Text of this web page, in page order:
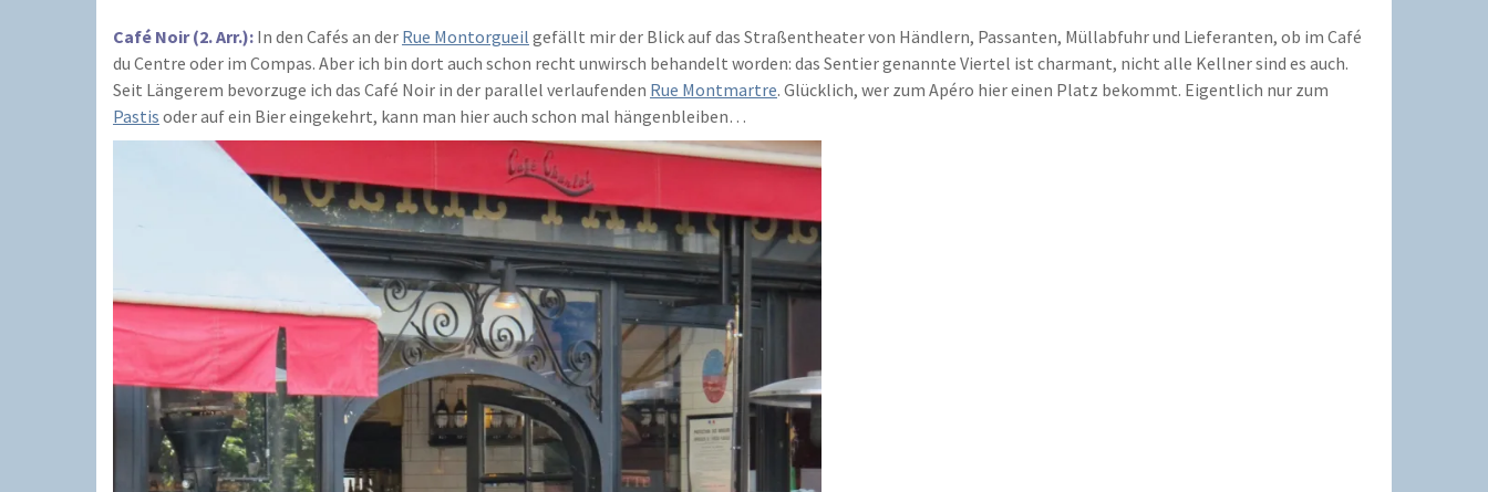
Café Noir (2. Arr.): In den Cafés an der Rue Montorgueil gefällt mir der Blick auf das Straßentheater von Händlern, Passanten, Müllabfuhr und Lieferanten, ob im Café
du Centre oder im Compas. Aber ich bin dort auch schon recht unwirsch behandelt worden: das Sentier genannte Viertel ist charmant, nicht alle Kellner sind es auch.
Seit Längerem bevorzuge ich das Café Noir in der parallel verlaufenden Rue Montmartre. Glücklich, wer zum Apéro hier einen Platz bekommt. Eigentlich nur zum
Pastis oder auf ein Bier eingekehrt, kann man hier auch schon mal hängenbleiben…